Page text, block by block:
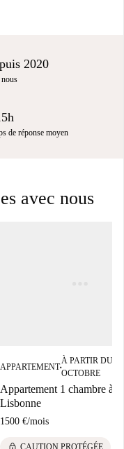
2020
nous
de réponse moyen
avec nous
APPARTEMENT■
À PARTIR DU 14
OCTOBRE
Appartement 1 chambre à
Lisbonne
1500 €/mois
CAUTION PROTÉGÉE